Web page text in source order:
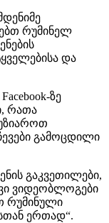
რუმინელ
და
ზე
რათა
გამოცდილი
გაკვეთილები,
ვიდეობლოგები
რუმინული
ერთად“.